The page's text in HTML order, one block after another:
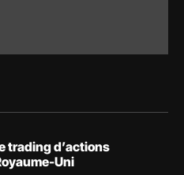
trading d’actions
Uni